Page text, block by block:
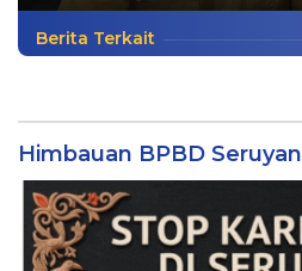
Berita Terkait
Himbauan BPBD Seruyan